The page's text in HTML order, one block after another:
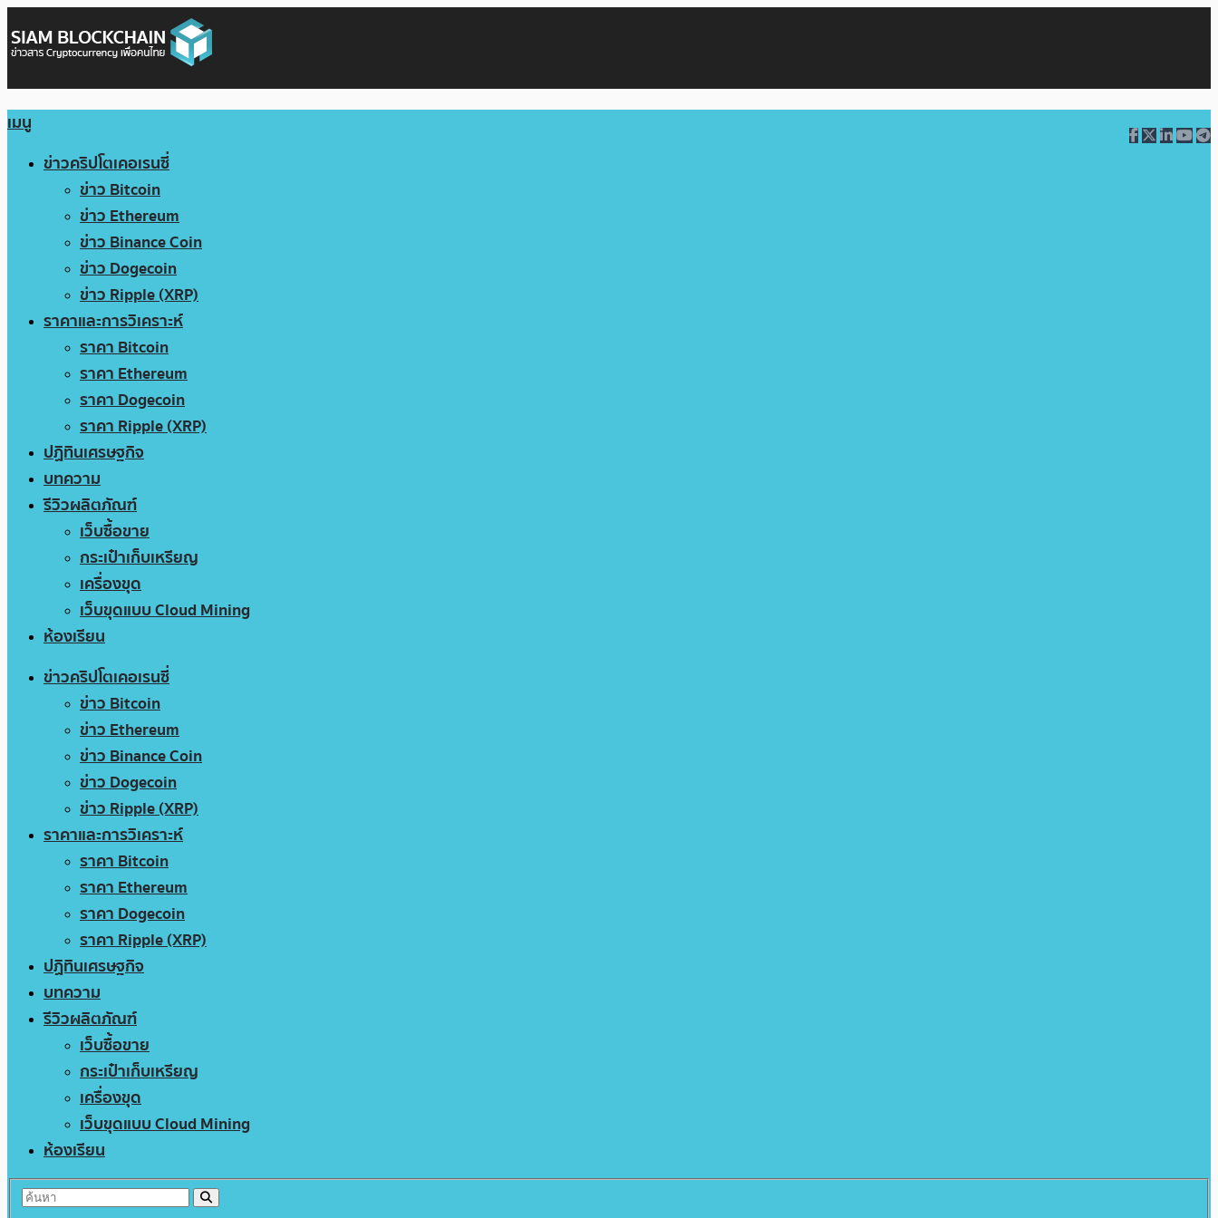
เมนู
ข่าวคริปโตเคอเรนซี่
ข่าว Bitcoin
ข่าว Ethereum
ข่าว Binance Coin
ข่าว Dogecoin
ข่าว Ripple (XRP)
ราคาและการวิเคราะห์
ราคา Bitcoin
ราคา Ethereum
ราคา Dogecoin
ราคา Ripple (XRP)
ปฏิทินเศรษฐกิจ
บทความ
รีวิวผลิตภัณฑ์
เว็บซื้อขาย
กระเป๋าเก็บเหรียญ
เครื่องขุด
เว็บขุดแบบ Cloud Mining
ห้องเรียน
ข่าวคริปโตเคอเรนซี่
ข่าว Bitcoin
ข่าว Ethereum
ข่าว Binance Coin
ข่าว Dogecoin
ข่าว Ripple (XRP)
ราคาและการวิเคราะห์
ราคา Bitcoin
ราคา Ethereum
ราคา Dogecoin
ราคา Ripple (XRP)
ปฏิทินเศรษฐกิจ
บทความ
รีวิวผลิตภัณฑ์
เว็บซื้อขาย
กระเป๋าเก็บเหรียญ
เครื่องขุด
เว็บขุดแบบ Cloud Mining
ห้องเรียน